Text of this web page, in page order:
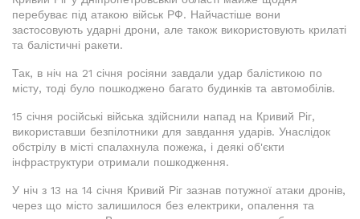
перебуває під атакою військ РФ. Найчастіше вони
застосовують ударні дрони, але також використовують крилаті
та балістичні ракети.
Так, в ніч на 21 січня росіяни завдали удар балістикою по
місту, тоді було пошкоджено багато будинків та автомобілів.
15 січня російські війська здійснили напад на Кривий Ріг,
використавши безпілотники для завдання ударів. Унаслідок
обстрілу в місті спалахнула пожежа, і деякі об'єкти
інфраструктури отримали пошкодження.
У ніч з 13 на 14 січня Кривий Ріг зазнав потужної атаки дронів,
через що місто залишилося без електрики, опалення та